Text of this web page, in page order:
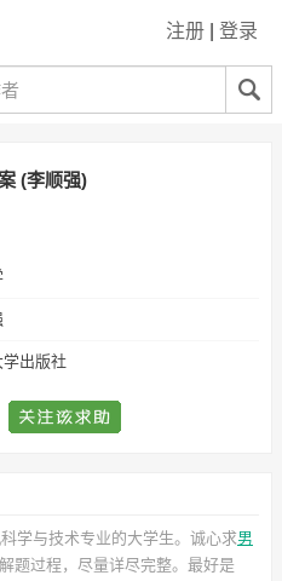
注册 登录
(李顺强)
学出版社
学与技术专业的大学生。诚心求男
题过程，尽量详尽完整。最好是